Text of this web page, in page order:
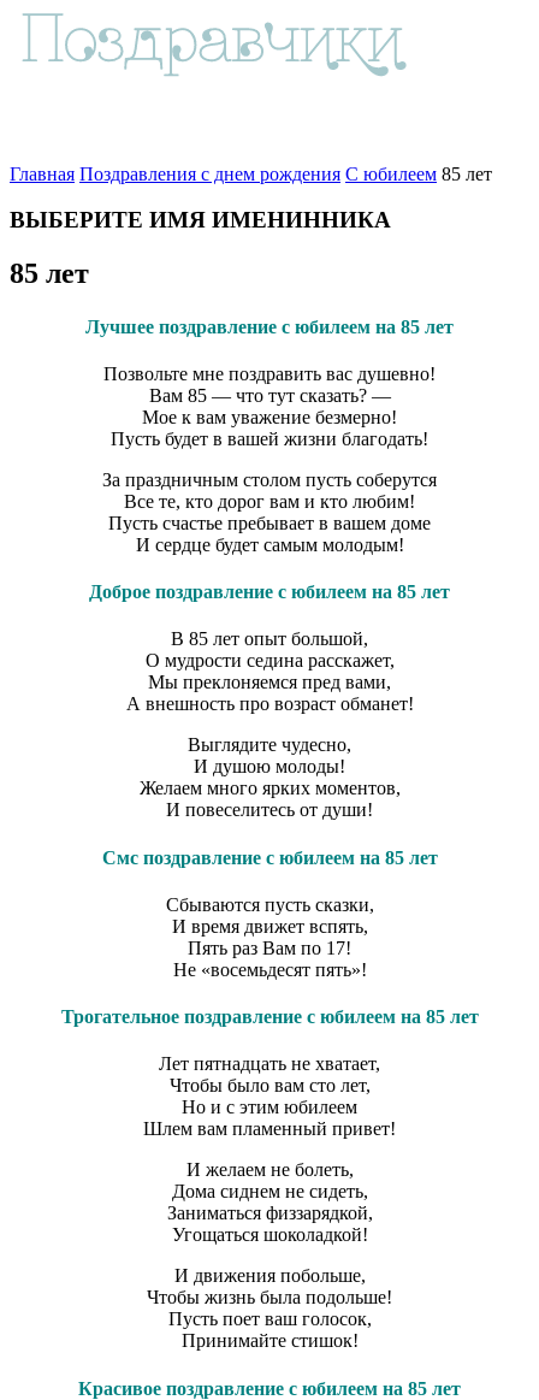
Главная Поздравления с днем рождения С юбилеем 85 лет
ВЫБЕРИТЕ ИМЯ ИМЕНИННИКА
85 лет
Лучшее поздравление с юбилеем на 85 лет
Позвольте мне поздравить вас душевно!
Вам 85 — что тут сказать? —
Мое к вам уважение безмерно!
Пусть будет в вашей жизни благодать!
За праздничным столом пусть соберутся
Все те, кто дорог вам и кто любим!
Пусть счастье пребывает в вашем доме
И сердце будет самым молодым!
Доброе поздравление с юбилеем на 85 лет
В 85 лет опыт большой,
О мудрости седина расскажет,
Мы преклоняемся пред вами,
А внешность про возраст обманет!
Выглядите чудесно,
И душою молоды!
Желаем много ярких моментов,
И повеселитесь от души!
Смс поздравление с юбилеем на 85 лет
Сбываются пусть сказки,
И время движет вспять,
Пять раз Вам по 17!
Не «восемьдесят пять»!
Трогательное поздравление с юбилеем на 85 лет
Лет пятнадцать не хватает,
Чтобы было вам сто лет,
Но и с этим юбилеем
Шлем вам пламенный привет!
И желаем не болеть,
Дома сиднем не сидеть,
Заниматься физзарядкой,
Угощаться шоколадкой!
И движения побольше,
Чтобы жизнь была подольше!
Пусть поет ваш голосок,
Принимайте стишок!
Красивое поздравление с юбилеем на 85 лет